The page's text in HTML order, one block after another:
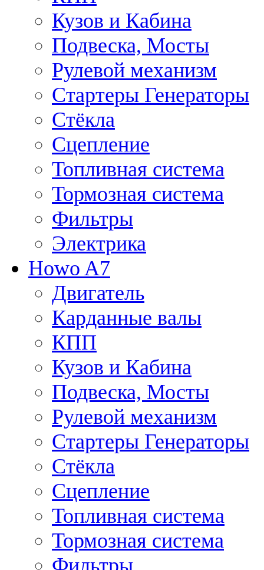
Кузов и Кабина
Подвеска, Мосты
Рулевой механизм
Стартеры Генераторы
Стёкла
Сцепление
Топливная система
Тормозная система
Фильтры
Электрика
Howo A7
Двигатель
Карданные валы
КПП
Кузов и Кабина
Подвеска, Мосты
Рулевой механизм
Стартеры Генераторы
Стёкла
Сцепление
Топливная система
Тормозная система
Фильтры